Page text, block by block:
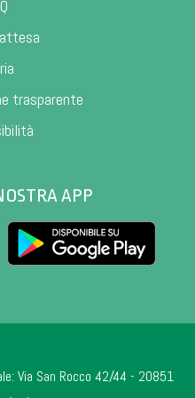
trasparente
APP
Via San Rocco 42/44 - 20851